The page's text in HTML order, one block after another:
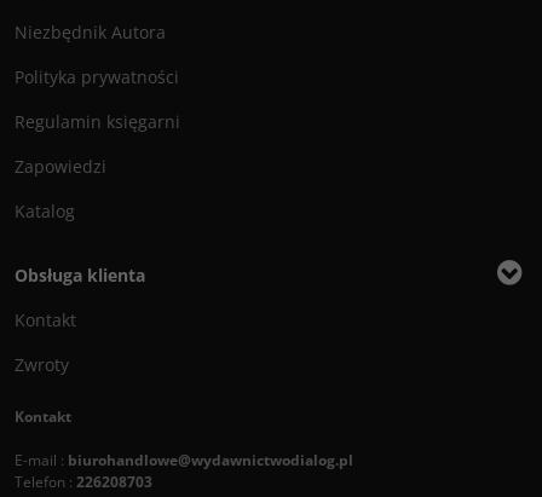
Niezbędnik Autora
Polityka prywatności
Regulamin księgarni
Zapowiedzi
Katalog
Obsługa klienta
Kontakt
Zwroty
Kontakt
E-mail : biurohandlowe@wydawnictwodialog.pl
Telefon : 226208703